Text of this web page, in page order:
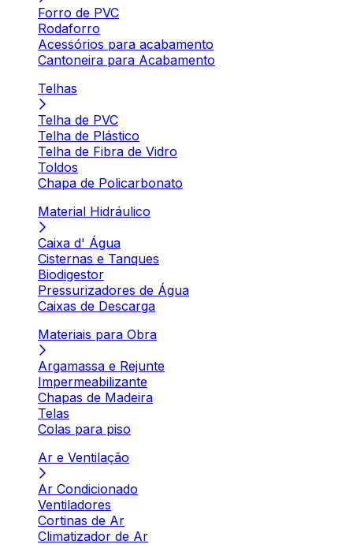
Forro de PVC
Rodaforro
Acessórios para acabamento
Cantoneira para Acabamento
Telhas
Telha de PVC
Telha de Plástico
Telha de Fibra de Vidro
Toldos
Chapa de Policarbonato
Material Hidráulico
Caixa d' Água
Cisternas e Tanques
Biodigestor
Pressurizadores de Água
Caixas de Descarga
Materiais para Obra
Argamassa e Rejunte
Impermeabilizante
Chapas de Madeira
Telas
Colas para piso
Ar e Ventilação
Ar Condicionado
Ventiladores
Cortinas de Ar
Climatizador de Ar